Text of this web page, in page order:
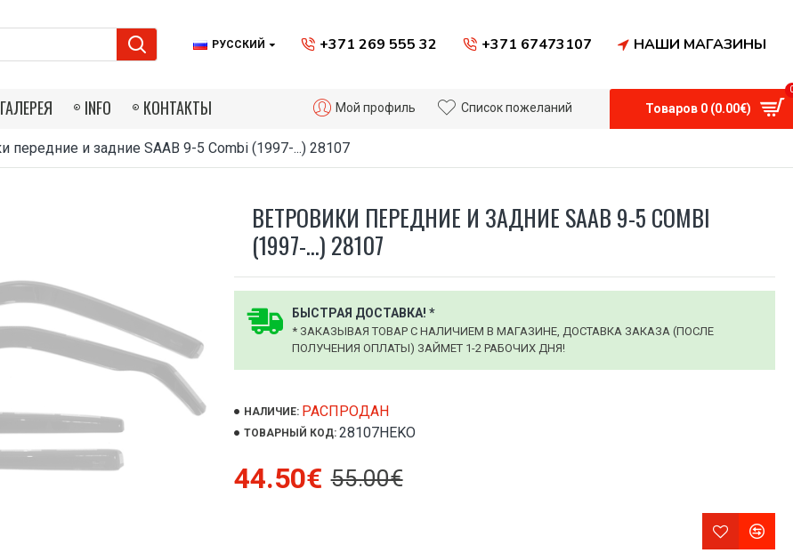
РУССКИЙ +371 269 555 32 +371 67473107 НАШИ МАГАЗИНЫ
ГАЛЕРЕЯ INFO КОНТАКТЫ Мой профиль Список пожеланий Товаров 0 (0.00€)
передние и задние SAAB 9-5 Combi (1997-...) 28107
ВЕТРОВИКИ ПЕРЕДНИЕ И ЗАДНИЕ SAAB 9-5 COMBI
(1997-...) 28107
БЫСТРАЯ ДОСТАВКА! *
* ЗАКАЗЫВАЯ ТОВАР С НАЛИЧИЕМ В МАГАЗИНЕ, ДОСТАВКА ЗАКАЗА (ПОСЛЕ
ПОЛУЧЕНИЯ ОПЛАТЫ) ЗАЙМЕТ 1-2 РАБОЧИХ ДНЯ!
НАЛИЧИЕ: РАСПРОДАН
ТОВАРНЫЙ КОД: 28107HEKO
44.50€ 55.00€